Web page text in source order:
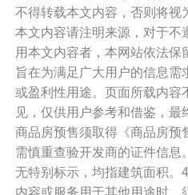
罗湖分布有大量的城中村
水贝村、湖贝村、向西村
黄贝岭村虽不繁华，却更
的美食相关的店铺，形成
不得转载本文内容，否则将视
本文内容请注明来源，对于不
用本文内容者，本网站依法保
旨在为满足广大用户的信息需
或盈利性用途。页面所载内容
见，仅供用户参考和借鉴，最
商品房预售须取得《商品房预
需慎重查验开发商的证件信息
无特别标示，均指建筑面积。
内容或服务用于其他用途时，